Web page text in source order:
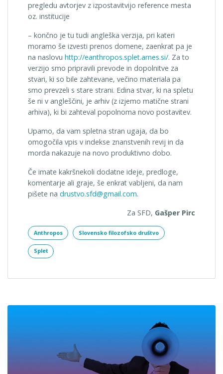
pregledu avtorjev z izpostavitvijo reference mesta
oz. institucije
– končno je tu tudi angleška verzija, pri kateri
moramo še izvesti prenos domene, zaenkrat pa je
na naslovu http://eanthropos.splet.arnes.si/. Za to
verzijo smo pripravili prevode in dopolnitve za
stvari, ki so bile zahtevane, večino materiala pa
smo prevzeli s stare strani. Edina stvar, ki na spletu
še ni v angleščini, je arhiv (z izjemo matične strani
arhiva), ki bi zahteval popolnoma novo postavitev.
Upamo, da vam spletna stran ugaja, da bo
omogočila vpis v indekse znanstvenih revij in da
morda nakazuje na novo produktivno dobo.
Če imate kakršnekoli dodatne ideje, predloge,
komentarje ali graje, še enkrat vabljeni, da nam
pišete na drustvo.sfd@gmail.com.
Za SFD, Gašper Pirc
Anthropos Slovensko filozofsko društvo
Splet